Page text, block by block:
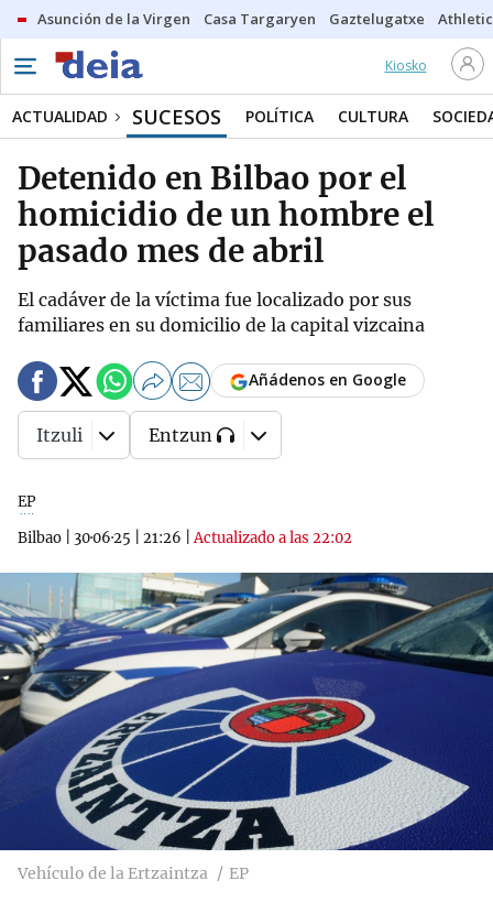
Asunción de la Virgen Casa Targaryen Gaztelugatxe Athletic
Kiosko
ACTUALIDAD SUCESOS POLÍTICA CULTURA
Detenido en Bilbao por el
homicidio de un hombre el
pasado mes de abril
El cadáver de la víctima fue localizado por sus
familiares en su domicilio de la capital vizcaina
EP
Bilbao
30·06·25 21:26 |Actualizado a las 22:02
Añádenos en Google
Itzuli Entzun
Vehículo de la Ertzaintza EP